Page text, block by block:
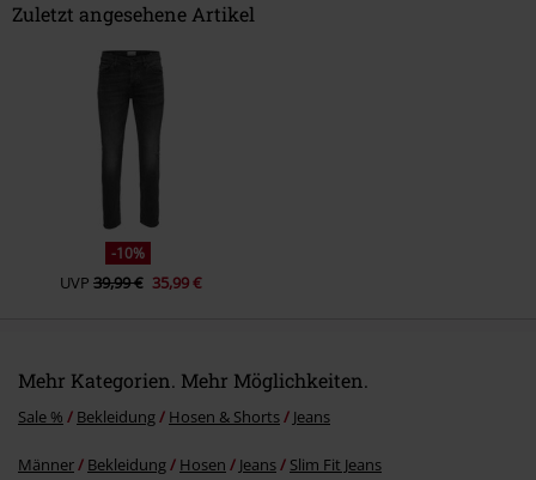
Kommentar jetzt abschicken!
Zuletzt angesehene Artikel
-10%
UVP 39,99 € 35,99 €
Mehr Kategorien. Mehr Möglichkeiten.
Sale % Bekleidung Hosen & Shorts Jeans
Männer Bekleidung Hosen Jeans Slim Fit Jeans